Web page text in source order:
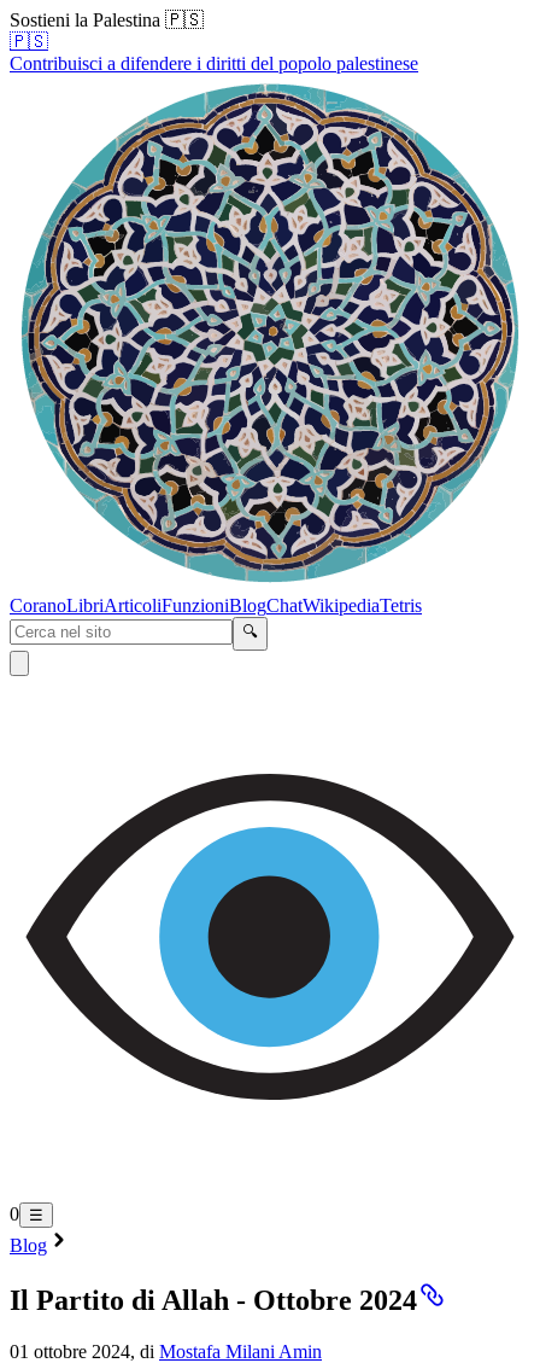
Sostieni la Palestina 🇵🇸
🇵🇸
Contribuisci a difendere i diritti del popolo palestinese
CoranoLibriArticoliFunzioniBlogChatWikipediaTetris
🔍
0 ☰
Blog
Il Partito di Allah - Ottobre 2024
01 ottobre 2024, di Mostafa Milani Amin